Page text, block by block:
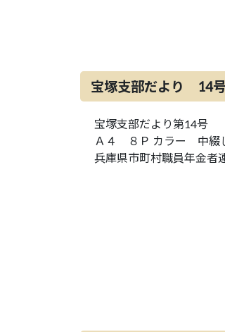
宝塚支部だより 14
宝塚支部だより第14号
Ａ４ ８Ｐ カラー 中綴
兵庫県市町村職員年金者